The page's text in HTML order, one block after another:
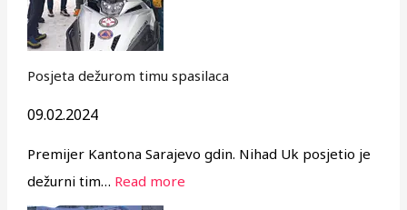
Posjeta dežurom timu spasilaca
09.02.2024
Premijer Kantona Sarajevo gdin. Nihad Uk posjetio je
dežurni tim… Read more